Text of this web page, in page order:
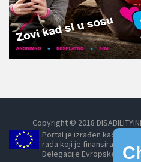
Copyright © 2018
Portal je izrađen kao dio
rada koji je finansirala
Delegacije Evropske unije u